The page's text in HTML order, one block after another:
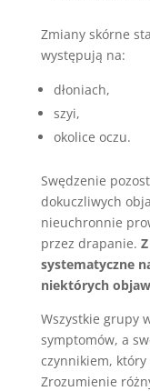
Zmiany skórne
występują na:
dłoniach,
szyi,
okolice oczu.
Swędzenie
dokuczliwych
nieuchronnie
przez drapanie.
systematyczne
niektórych
Wszystkie grupy
symptomów, a
czynnikiem,
Zrozumienie